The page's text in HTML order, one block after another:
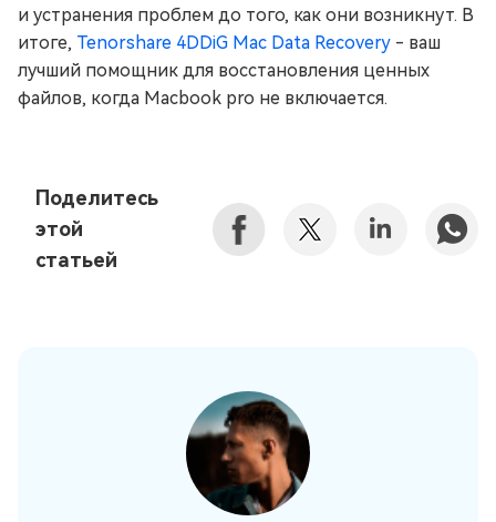
и устранения проблем до того, как они возникнут. В
итоге, Tenorshare 4DDiG Mac Data Recovery - ваш
лучший помощник для восстановления ценных
файлов, когда Macbook pro не включается.
Поделитесь
этой
статьей